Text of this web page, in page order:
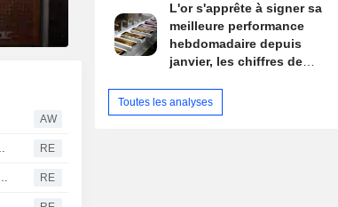
AW
RE
RE
L'or s'apprête à signer sa
meilleure performance
hebdomadaire depuis
janvier, les chiffres de
de mire
Toutes les analyses